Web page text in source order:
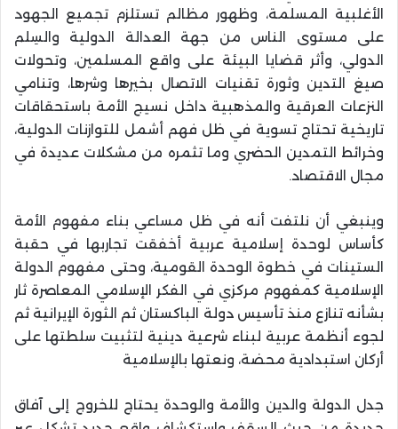
الأغلبية المسلمة، وظهور مظالم تستلزم تجميع الجهود
على مستوى الناس من جهة العدالة الدولية والسِلم
الدولي، وأثر قضايا البيئة على واقع المسلمين، وتحولات
صيغ التدين وثورة تقنيات الاتصال بخيرها وشرها، وتنامي
النزعات العرقية والمذهبية داخل نسيج الأمة باستحقاقات
تاريخية تحتاج تسوية في ظل فهم أشمل للتوازنات الدولية،
وخرائط التمدين الحضري وما تثمره من مشكلات عديدة في
مجال الاقتصاد.
وينبغي أن نلتفت أنه في ظل مساعي بناء مفهوم الأمة
كأساس لوحدة إسلامية عربية أخفقت تجاربها في حقبة
الستينات في خطوة الوحدة القومية، وحتى مفهوم الدولة
الإسلامية كمفهوم مركزي في الفكر الإسلامي المعاصرة ثار
بشأنه تنازع منذ تأسيس دولة الباكستان ثم الثورة الإيرانية ثم
لجوء أنظمة عربية لبناء شرعية دينية لتثبيت سلطتها على
أركان استبدادية محضة، ونعتها بالإسلامية
جدل الدولة والدين والأمة والوحدة يحتاج للخروج إلى آفاق